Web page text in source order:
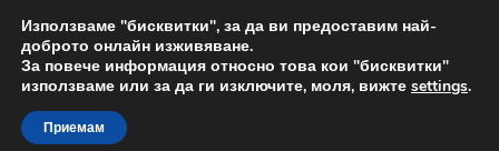
ДОСТАВКА от 12 лв.
Доставка по целия свят
Skip
to
Skip
to
Използваме "бисквитки", за да ви предоставим най-
доброто онлайн изживяване.
За повече информация относно това кои "бисквитки"
използваме или за да ги изключите, моля, вижте settings.
Приемам